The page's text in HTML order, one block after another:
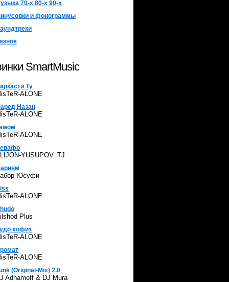
70-х 80-х 90-х
и фонограммы
SmartMusic
Ту
ALONE
Назан
ALONE
ALONE
YUSUPOV. TJ
Юсуфи
ALONE
Plus
хофиз
ALONE
ALONE
(Original-Mix) 2.0
Adhamoff & DJ Mura